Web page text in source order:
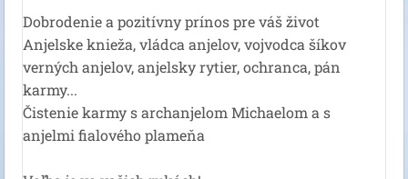
Dobrodenie a pozitívny prínos pre váš život
Anjelske knieža, vládca anjelov, vojvodca šíkov
verných anjelov, anjelsky rytier, ochranca, pán
karmy...
Čistenie karmy s archanjelom Michaelom a s
anjelmi fialového plameňa